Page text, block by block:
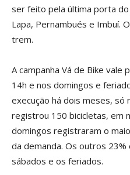
ser feito pela última porta
Lapa, Pernambués e Imbuí.
trem.
A campanha Vá de Bike vale
14h e nos domingos e
execução há dois meses, só
registrou 150 bicicletas, em
domingos registraram o
da demanda. Os outros
sábados e os feriados.